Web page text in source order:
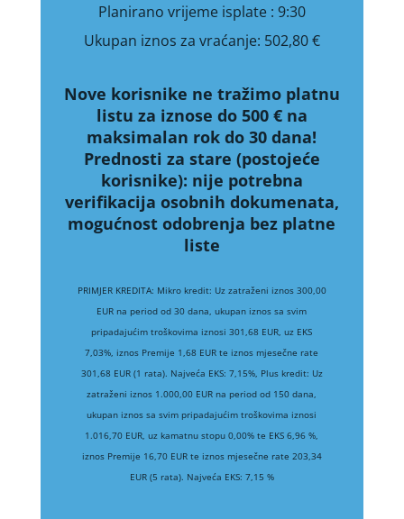
Planirano vrijeme isplate : 9:30
Ukupan iznos za vraćanje: 502,80 €
Nove korisnike ne tražimo platnu
listu za iznose do 500 € na
maksimalan rok do 30 dana!
Prednosti za stare (postojeće
korisnike): nije potrebna
verifikacija osobnih dokumenata,
mogućnost odobrenja bez platne
liste
PRIMJER KREDITA: Mikro kredit: Uz zatraženi iznos 300,00
EUR na period od 30 dana, ukupan iznos sa svim
pripadajućim troškovima iznosi 301,68 EUR, uz EKS
7,03%, iznos Premije 1,68 EUR te iznos mjesečne rate
301,68 EUR (1 rata). Najveća EKS: 7,15%, Plus kredit: Uz
zatraženi iznos 1.000,00 EUR na period od 150 dana,
ukupan iznos sa svim pripadajućim troškovima iznosi
1.016,70 EUR, uz kamatnu stopu 0,00% te EKS 6,96 %,
iznos Premije 16,70 EUR te iznos mjesečne rate 203,34
EUR (5 rata). Najveća EKS: 7,15 %